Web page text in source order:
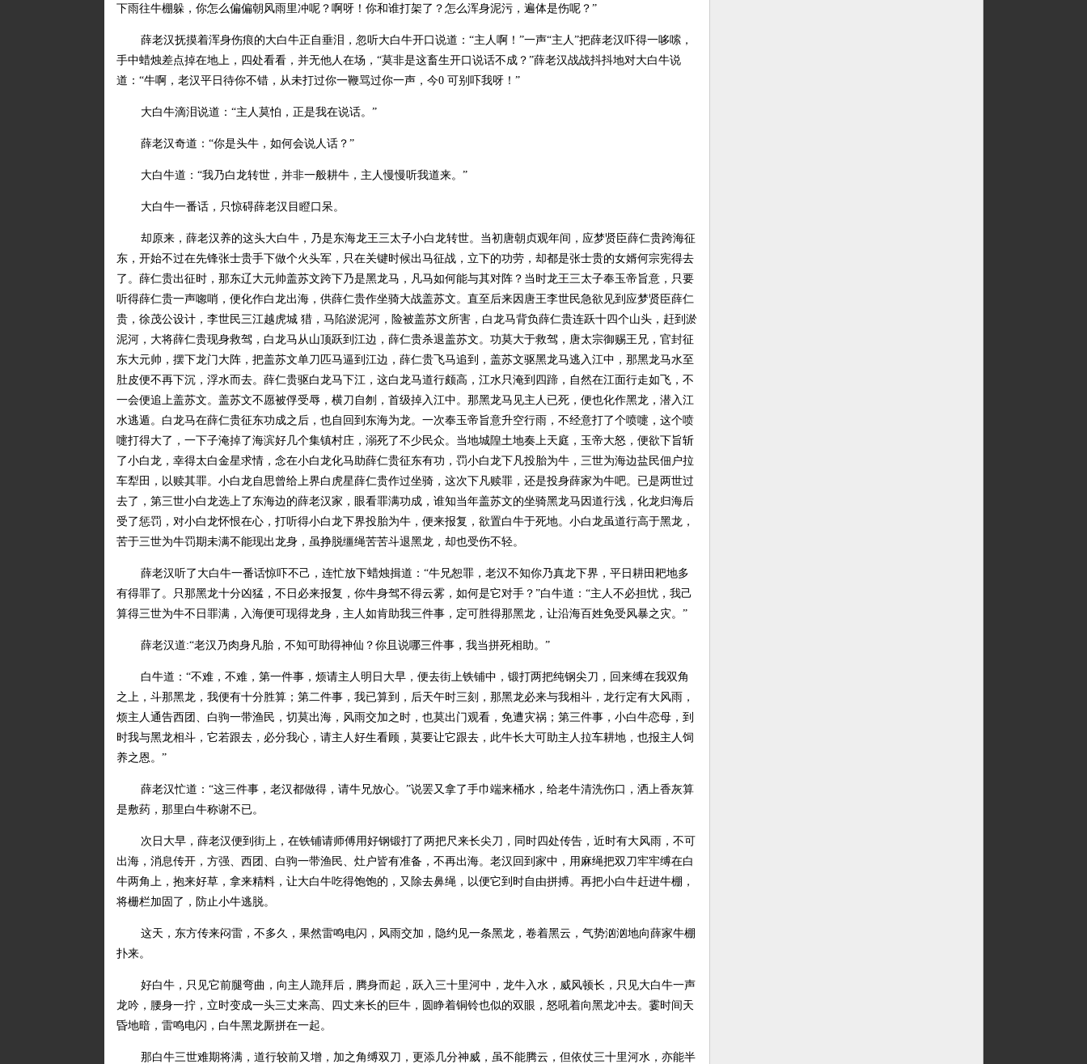
下雨往牛棚躲，你怎么偏偏朝风雨里冲呢？啊呀！你和谁打架了？怎么浑身泥污，遍体是伤呢？”
薛老汉抚摸着浑身伤痕的大白牛正自垂泪，忽听大白牛开口说道：“主人啊！”一声“主人”把薛老汉吓得一哆嗦，
手中蜡烛差点掉在地上，四处看看，并无他人在场，“莫非是这畜生开口说话不成？”薛老汉战战抖抖地对大白牛说
道：“牛啊，老汉平日待你不错，从未打过你一鞭骂过你一声，今0 可别吓我呀！”
大白牛滴泪说道：“主人莫怕，正是我在说话。”
薛老汉奇道：“你是头牛，如何会说人话？”
大白牛道：“我乃白龙转世，并非一般耕牛，主人慢慢听我道来。”
大白牛一番话，只惊碍薛老汉目瞪口呆。
却原来，薛老汉养的这头大白牛，乃是东海龙王三太子小白龙转世。当初唐朝贞观年间，应梦贤臣薛仁贵跨海征
东，开始不过在先锋张士贵手下做个火头军，只在关键时候出马征战，立下的功劳，却都是张士贵的女婿何宗宪得去
了。薛仁贵出征时，那东辽大元帅盖苏文跨下乃是黑龙马，凡马如何能与其对阵？当时龙王三太子奉玉帝旨意，只要
听得薛仁贵一声唿哨，便化作白龙出海，供薛仁贵作坐骑大战盖苏文。直至后来因唐王李世民急欲见到应梦贤臣薛仁
贵，徐茂公设计，李世民三江越虎城 猎，马陷淤泥河，险被盖苏文所害，白龙马背负薛仁贵连跃十四个山头，赶到淤
泥河，大将薛仁贵现身救驾，白龙马从山顶跃到江边，薛仁贵杀退盖苏文。功莫大于救驾，唐太宗御赐王兄，官封征
东大元帅，摆下龙门大阵，把盖苏文单刀匹马逼到江边，薛仁贵飞马追到，盖苏文驱黑龙马逃入江中，那黑龙马水至
肚皮便不再下沉，浮水而去。薛仁贵驱白龙马下江，这白龙马道行颇高，江水只淹到四蹄，自然在江面行走如飞，不
一会便追上盖苏文。盖苏文不愿被俘受辱，横刀自刎，首级掉入江中。那黑龙马见主人已死，便也化作黑龙，潜入江
水逃遁。白龙马在薛仁贵征东功成之后，也自回到东海为龙。一次奉玉帝旨意升空行雨，不经意打了个喷嚏，这个喷
嚏打得大了，一下子淹掉了海滨好几个集镇村庄，溺死了不少民众。当地城隍土地奏上天庭，玉帝大怒，便欲下旨斩
了小白龙，幸得太白金星求情，念在小白龙化马助薛仁贵征东有功，罚小白龙下凡投胎为牛，三世为海边盐民佃户拉
车犁田，以赎其罪。小白龙自思曾给上界白虎星薛仁贵作过坐骑，这次下凡赎罪，还是投身薛家为牛吧。已是两世过
去了，第三世小白龙选上了东海边的薛老汉家，眼看罪满功成，谁知当年盖苏文的坐骑黑龙马因道行浅，化龙归海后
受了惩罚，对小白龙怀恨在心，打听得小白龙下界投胎为牛，便来报复，欲置白牛于死地。小白龙虽道行高于黑龙，
苦于三世为牛罚期未满不能现出龙身，虽挣脱缰绳苦苦斗退黑龙，却也受伤不轻。
薛老汉听了大白牛一番话惊吓不己，连忙放下蜡烛揖道：“牛兄恕罪，老汉不知你乃真龙下界，平日耕田耙地多
有得罪了。只那黑龙十分凶猛，不日必来报复，你牛身驾不得云雾，如何是它对手？”白牛道：“主人不必担忧，我己
算得三世为牛不日罪满，入海便可现得龙身，主人如肯助我三件事，定可胜得那黑龙，让沿海百姓免受风暴之灾。”
薛老汉道:“老汉乃肉身凡胎，不知可助得神仙？你且说哪三件事，我当拼死相助。”
白牛道：“不难，不难，第一件事，烦请主人明日大早，便去街上铁铺中，锻打两把纯钢尖刀，回来缚在我双角
之上，斗那黑龙，我便有十分胜算；第二件事，我已算到，后天午时三刻，那黑龙必来与我相斗，龙行定有大风雨，
烦主人通告西团、白驹一带渔民，切莫出海，风雨交加之时，也莫出门观看，免遭灾祸；第三件事，小白牛恋母，到
时我与黑龙相斗，它若跟去，必分我心，请主人好生看顾，莫要让它跟去，此牛长大可助主人拉车耕地，也报主人饲
养之恩。”
薛老汉忙道：“这三件事，老汉都做得，请牛兄放心。”说罢又拿了手巾端来桶水，给老牛清洗伤口，洒上香灰算
是敷药，那里白牛称谢不已。
次日大早，薛老汉便到街上，在铁铺请师傅用好钢锻打了两把尺来长尖刀，同时四处传告，近时有大风雨，不可
出海，消息传开，方强、西团、白驹一带渔民、灶户皆有准备，不再出海。老汉回到家中，用麻绳把双刀牢牢缚在白
牛两角上，抱来好草，拿来精料，让大白牛吃得饱饱的，又除去鼻绳，以便它到时自由拼搏。再把小白牛赶进牛棚，
将栅栏加固了，防止小牛逃脱。
这天，东方传来闷雷，不多久，果然雷鸣电闪，风雨交加，隐约见一条黑龙，卷着黑云，气势汹汹地向薛家牛棚
扑来。
好白牛，只见它前腿弯曲，向主人跪拜后，腾身而起，跃入三十里河中，龙牛入水，威风顿长，只见大白牛一声
龙吟，腰身一拧，立时变成一头三丈来高、四丈来长的巨牛，圆睁着铜铃也似的双眼，怒吼着向黑龙冲去。霎时间天
昏地暗，雷鸣电闪，白牛黑龙厮拼在一起。
那白牛三世难期将满，道行较前又增，加之角缚双刀，更添几分神威，虽不能腾云，但依仗三十里河水，亦能半